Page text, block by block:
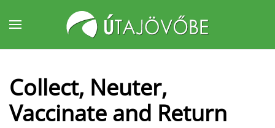
Fő tartalom átugrása
Collect, Neuter,
Vaccinate and Return